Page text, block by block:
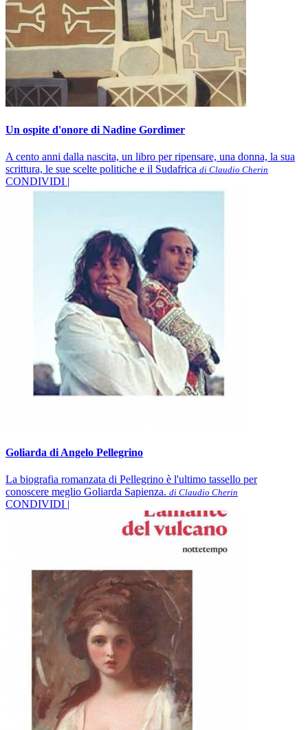
Un ospite d'onore di Nadine Gordimer
A cento anni dalla nascita, un libro per ripensare, una donna, la sua
scrittura, le sue scelte politiche e il Sudafrica di Claudio Cherin
CONDIVIDI |
Goliarda di Angelo Pellegrino
La biografia romanzata di Pellegrino è l'ultimo tassello per
conoscere meglio Goliarda Sapienza. di Claudio Cherin
CONDIVIDI |